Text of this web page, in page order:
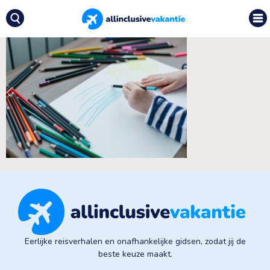
Eerlijke reisverhalen en onafhankelijke gidsen, zodat jij de
beste keuze maakt.